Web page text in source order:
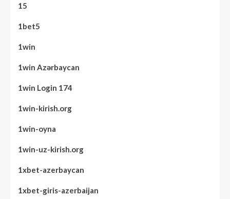
15
1bet5
1win
1win Azərbaycan
1win Login 174
1win-kirish.org
1win-oyna
1win-uz-kirish.org
1xbet-azerbaycan
1xbet-giris-azerbaijan